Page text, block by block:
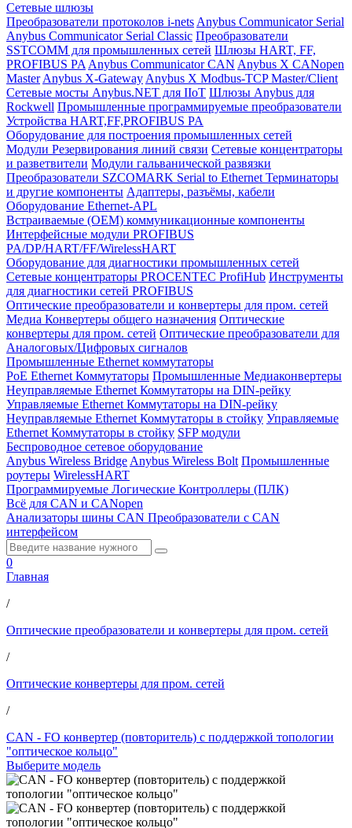
Сетевые шлюзы
Преобразователи протоколов i-nets Anybus Communicator Serial
Anybus Communicator Serial Classic Преобразователи
SSTCOMM для промышленных сетей Шлюзы HART, FF,
PROFIBUS PA Anybus Communicator CAN Anybus X CANopen
Master Anybus X-Gateway Anybus X Modbus-TCP Master/Client
Сетевые мосты Anybus.NET для IIoT Шлюзы Anybus для
Rockwell Промышленные программируемые преобразователи
Устройства HART,FF,PROFIBUS PA
Оборудование для построения промышленных сетей
Модули Резервирования линий связи Сетевые концентраторы
и разветвители Модули гальванической развязки
Преобразователи SZCOMARK Serial to Ethernet Терминаторы
и другие компоненты Адаптеры, разъёмы, кабели
Оборудование Ethernet-APL
Встраиваемые (OEM) коммуникационные компоненты
Интерфейсные модули PROFIBUS
PA/DP/HART/FF/WirelessHART
Оборудование для диагностики промышленных сетей
Сетевые концентраторы PROCENTEC ProfiHub Инструменты
для диагностики сетей PROFIBUS
Оптические преобразователи и конвертеры для пром. сетей
Медиа Конвертеры общего назначения Оптические
конвертеры для пром. сетей Оптические преобразователи для
Аналоговых/Цифровых сигналов
Промышленные Ethernet коммутаторы
PoE Ethernet Коммутаторы Промышленные Медиаконвертеры
Неуправляемые Ethernet Коммутаторы на DIN-рейку
Управляемые Ethernet Коммутаторы на DIN-рейку
Неуправляемые Ethernet Коммутаторы в стойку Управляемые
Ethernet Коммутаторы в стойку SFP модули
Беспроводное сетевое оборудование
Anybus Wireless Bridge Anybus Wireless Bolt Промышленные
роутеры WirelessHART
Программируемые Логические Контроллеры (ПЛК)
Всё для CAN и CANopen
Анализаторы шины CAN Преобразователи с CAN
интерфейсом
0
Главная
/
Оптические преобразователи и конвертеры для пром. сетей
/
Оптические конвертеры для пром. сетей
/
CAN - FO конвертер (повторитель) с поддержкой топологии
"оптическое кольцо"
Выберите модель